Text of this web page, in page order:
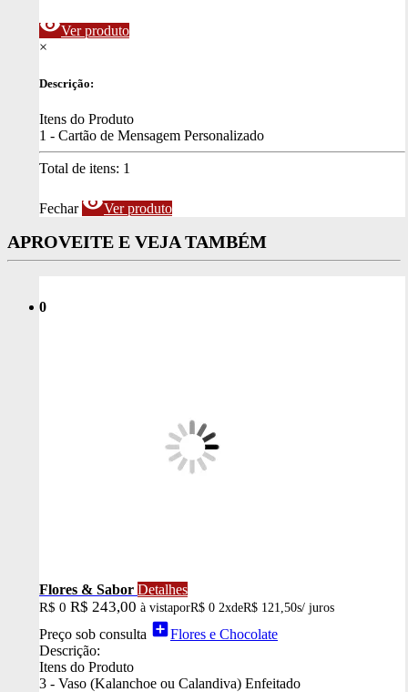
visibilityVer produto
×
Descrição:
Itens do Produto
1 - Cartão de Mensagem Personalizado
Total de itens: 1
Fechar visibilityVer produto
APROVEITE E VEJA TAMBÉM
0
Flores & Sabor Detalhes
R$ 0 R$ 243,00 à vistaporR$ 0 2xdeR$ 121,50s/ juros
Preço sob consulta add_boxFlores e Chocolate
Descrição:
Itens do Produto
3 - Vaso (Kalanchoe ou Calandiva) Enfeitado